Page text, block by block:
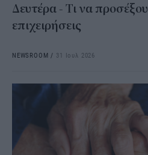
Δευτέρα - Τι να
επιχειρήσεις
NEWSROOM / 31 Ιουλ 2026